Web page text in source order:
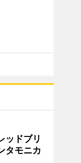
ッドブリ
タモニカ